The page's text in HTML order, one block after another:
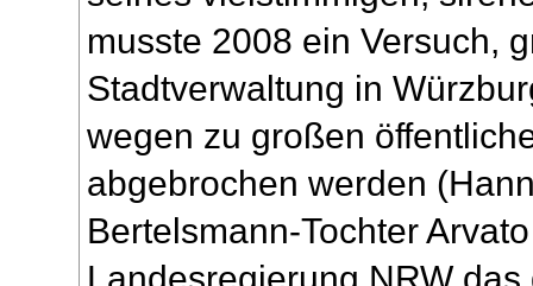
musste 2008 ein Versuch,
Stadtverwaltung in
wegen zu großen
abgebrochen werden
Bertelsmann-Tochter
Landesregierung NRW